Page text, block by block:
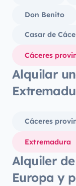
Don Benito
Casar de
Cáceres
Alquilar
Cáceres
Extremadura
Alquiler
Europa y